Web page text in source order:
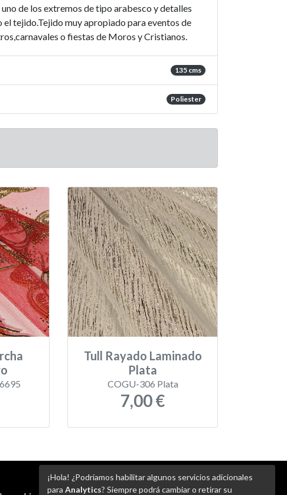
de los extremos de tipo arabesco y detalles
tejido.Tejido muy apropiado para eventos de
o fiestas de Moros y Cristianos.
135 cms
Poliester
Tull Rayado Laminado
Plata
COGU-306 Plata
7,00 €
¡Hola! ¿Podríamos habilitar algunos servicios adicionales
para Analytics? Siempre podrá cambiar o retirar su